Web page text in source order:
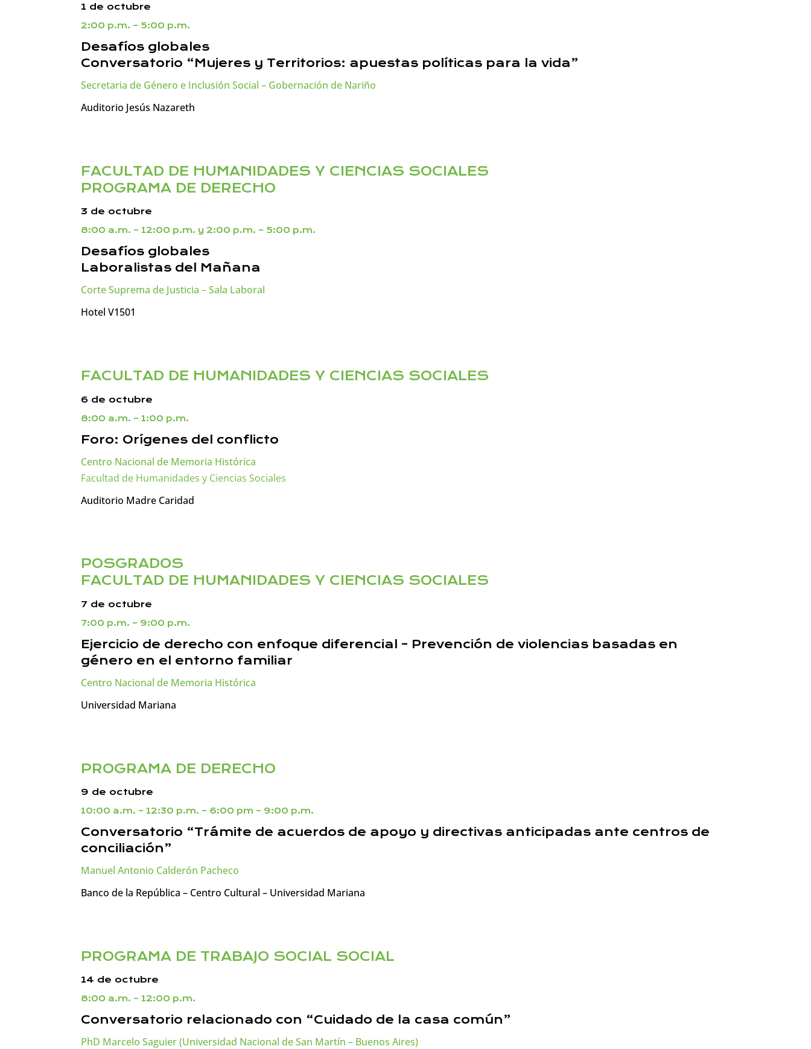
1 de octubre
2:00 p.m. – 5:00 p.m.
Desafíos globales
Conversatorio “Mujeres y Territorios: apuestas políticas para la vida”
Secretaria de Género e Inclusión Social – Gobernación de Nariño
Auditorio Jesús Nazareth
FACULTAD DE HUMANIDADES Y CIENCIAS SOCIALES
PROGRAMA DE DERECHO
3 de octubre
8:00 a.m. – 12:00 p.m. y 2:00 p.m. – 5:00 p.m.
Desafíos globales
Laboralistas del Mañana
Corte Suprema de Justicia – Sala Laboral
Hotel V1501
FACULTAD DE HUMANIDADES Y CIENCIAS SOCIALES
6 de octubre
8:00 a.m. – 1:00 p.m.
Foro: Orígenes del conflicto
Centro Nacional de Memoria Histórica
Facultad de Humanidades y Ciencias Sociales
Auditorio Madre Caridad
POSGRADOS
FACULTAD DE HUMANIDADES Y CIENCIAS SOCIALES
7 de octubre
7:00 p.m. – 9:00 p.m.
Ejercicio de derecho con enfoque diferencial – Prevención de violencias basadas en
género en el entorno familiar
Centro Nacional de Memoria Histórica
Universidad Mariana
PROGRAMA DE DERECHO
9 de octubre
10:00 a.m. – 12:30 p.m. – 6:00 pm – 9:00 p.m.
Conversatorio “Trámite de acuerdos de apoyo y directivas anticipadas ante centros de
conciliación”
Manuel Antonio Calderón Pacheco
Banco de la República – Centro Cultural – Universidad Mariana
PROGRAMA DE TRABAJO SOCIAL SOCIAL
14 de octubre
8:00 a.m. – 12:00 p.m.
Conversatorio relacionado con “Cuidado de la casa común”
PhD Marcelo Saguier (Universidad Nacional de San Martín – Buenos Aires)